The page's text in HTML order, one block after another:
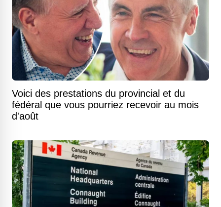
Voici des prestations du provincial et du
fédéral que vous pourriez recevoir au mois
d'août